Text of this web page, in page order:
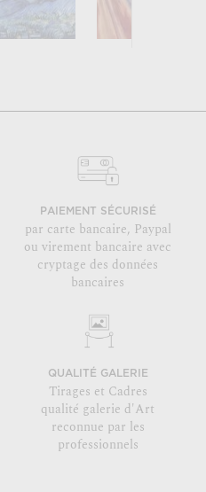
PAIEMENT SÉCURISÉ
par carte bancaire, Paypal
ou virement bancaire avec
cryptage des données
bancaires
QUALITÉ GALERIE
Tirages et Cadres
qualité galerie d'Art
reconnue par les
professionnels